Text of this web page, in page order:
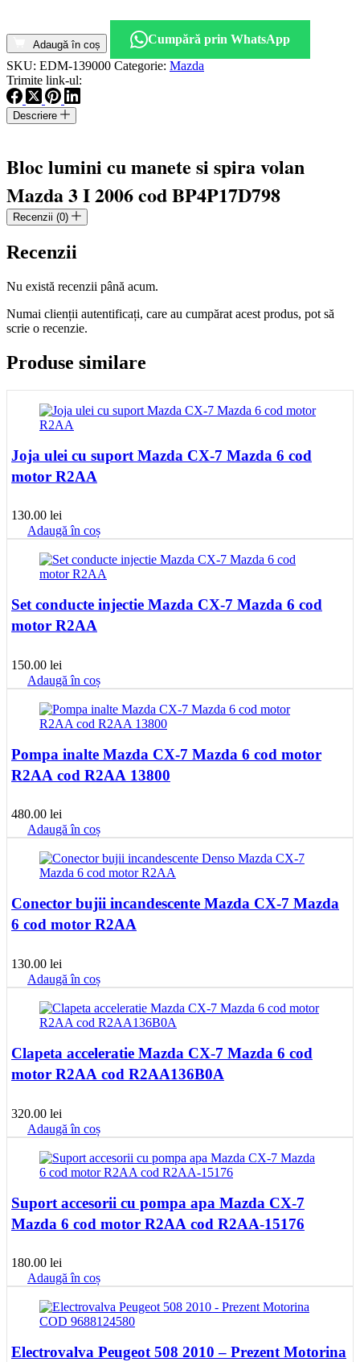
Bloc
lumini
cu
manete
si
spira
volan
I
2006
cod
BP4P
17D798
Adaugă în coș
Cumpără prin WhatsApp
SKU: EDM-139000 Categorie: Mazda
Trimite link-ul:
Descriere
Bloc lumini cu manete si spira volan
Mazda 3 I 2006 cod BP4P17D798
Recenzii (0)
Recenzii
Nu există recenzii până acum.
Numai clienții autentificați, care au cumpărat acest produs, pot să
scrie o recenzie.
Produse similare
Joja ulei cu suport Mazda CX-7 Mazda 6 cod
motor R2AA
130.00 lei
Adaugă în coș
Set conducte injectie Mazda CX-7 Mazda 6 cod
motor R2AA
150.00 lei
Adaugă în coș
Pompa inalte Mazda CX-7 Mazda 6 cod motor
R2AA cod R2AA 13800
480.00 lei
Adaugă în coș
Conector bujii incandescente Mazda CX-7 Mazda
6 cod motor R2AA
130.00 lei
Adaugă în coș
Clapeta acceleratie Mazda CX-7 Mazda 6 cod
motor R2AA cod R2AA136B0A
320.00 lei
Adaugă în coș
Suport accesorii cu pompa apa Mazda CX-7
Mazda 6 cod motor R2AA cod R2AA-15176
180.00 lei
Adaugă în coș
Electrovalva Peugeot 508 2010 – Prezent Motorina